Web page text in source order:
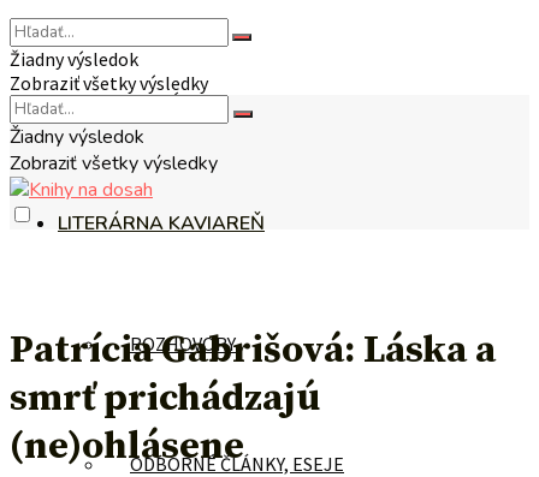
NA TÉMU
LITERÁRNA KAVIAREŇ
ROZHOVORY
ODBORNÉ ČLÁNKY, ESEJE
Žiadny výsledok
Zobraziť všetky výsledky
Žiadny výsledok
Zobraziť všetky výsledky
Patrícia Gabrišová: Láska a
smrť prichádzajú
(ne)ohlásene